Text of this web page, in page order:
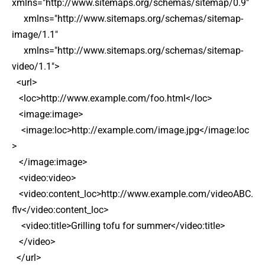
xmlns="http://www.sitemaps.org/schemas/sitemap/0.9"
xmlns="http://www.sitemaps.org/schemas/sitemap-
image/1.1"
xmlns="http://www.sitemaps.org/schemas/sitemap-
video/1.1">
<url>
<loc>http://www.example.com/foo.html</loc>
<image:image>
<image:loc>http://example.com/image.jpg</image:loc
>
</image:image>
<video:video>
<video:content_loc>http://www.example.com/videoABC.
flv</video:content_loc>
<video:title>Grilling tofu for summer</video:title>
</video>
</url>